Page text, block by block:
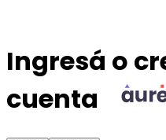
Ingresá o
cuenta